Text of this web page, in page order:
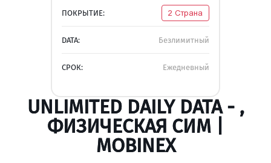
ПОКРЫТИЕ: 2 Страна
DATA: Безлимитный
СРОК: Ежедневный
UNLIMITED DAILY DATA - ,
ФИЗИЧЕСКАЯ СИМ |
MOBINEX